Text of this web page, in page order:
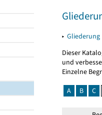
▸ Gliederung
Dieser
und
Einzelne
A
B C